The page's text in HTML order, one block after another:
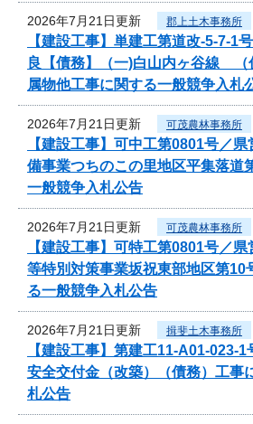
2026年7月21日更新 郡上土木事務所
【建設工事】単建工第道改-5-7-1
良【債務】（一)白山内ヶ谷線 （
属物他工事に関する一般競争入札
2026年7月21日更新 可茂農林事務所
【建設工事】可中工第0801号／
備事業つちのこの里地区平集落道
一般競争入札公告
2026年7月21日更新 可茂農林事務所
【建設工事】可特工第0801号／
等特別対策事業坂祝東部地区第10
る一般競争入札公告
2026年7月21日更新 揖斐土木事務所
【建設工事】第建工11-A01-
安全交付金（改築）（債務）工事
札公告